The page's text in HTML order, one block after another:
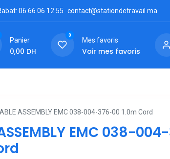
06 66 06 12 55 contact@stationdetravail.ma
Panier
0,00 DH
0
Mes favoris
Voir mes favoris
ASSEMBLY EMC 038-004-376-00 1.0m Cord
EMC 038-